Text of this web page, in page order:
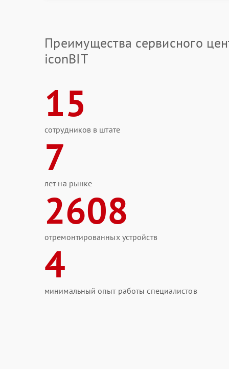
Преимущества сервисного
iconBIT
15
сотрудников в штате
7
лет на рынке
2608
отремонтированных устройств
4
минимальный опыт работы специалистов